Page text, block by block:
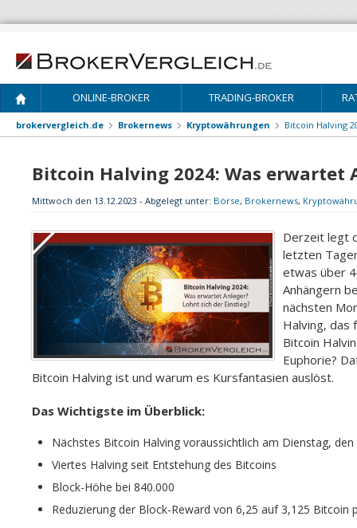
ONLINE-BROKER TRADING-BROKER
brokervergleich.de Brokernews Kryptowährungen Bitcoin Halving
Bitcoin Halving 2024: Was erwartet
Mittwoch den 13.12.2023 - Abgelegt unter: Börse, Brokernews,
Derzeit legt
letzten
etwas über
Anhängern
nächsten
Halving, das
Bitcoin
Euphorie?
Bitcoin Halving ist und warum es Kursfantasien auslöst.
Das Wichtigste im Überblick:
Nächstes Bitcoin Halving voraussichtlich am Dienstag, den
Viertes Halving seit Entstehung des Bitcoins
Block-Höhe bei 840.000
Reduzierung der Block-Reward von 6,25 auf 3,125 Bitcoin